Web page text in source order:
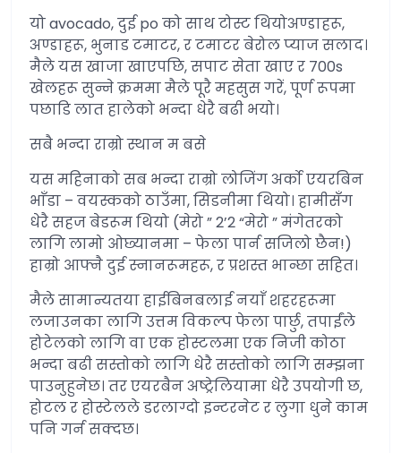
यो avocado, दुई po को साथ टोस्ट थियोअण्डाहरू,
अण्डाहरू, भुनाड टमाटर, र टमाटर बेरोल प्याज सलाद।
मैले यस खाजा खाएपछि, सपाट सेता खाए र 700s
खेलहरू सुन्ने क्रममा मैले पूरै महसुस गरें, पूर्ण रूपमा
पछाडि लात हालेको भन्दा धेरै बढी भयो।
सबै भन्दा राम्रो स्थान म बसे
यस महिनाको सब भन्दा राम्रो लोजिंग अर्को एयरबिन
भाँडा – वयस्कको ठाउँमा, सिडनीमा थियो। हामीसँग
धेरै सहज बेडरूम थियो (मेरो ” 2’2 “मेरो ” मंगेतरको
लागि लामो ओछ्यानमा – फेला पार्न सजिलो छैन!)
हाम्रो आफ्नै दुई स्नानरूमहरू, र प्रशस्त भान्छा सहित।
मैले सामान्यतया हाईबिनबलाई नयाँ शहरहरूमा
लजाउनका लागि उत्तम विकल्प फेला पार्छु, तपाईंले
होटेलको लागि वा एक होस्टलमा एक निजी कोठा
भन्दा बढी सस्तोको लागि धेरै सस्तोको लागि सम्झना
पाउनुहुनेछ। तर एयरबैन अष्ट्रेलियामा धेरै उपयोगी छ,
होटल र होस्टेलले डरलाग्दो इन्टरनेट र लुगा धुने काम
पनि गर्न सक्दछ।